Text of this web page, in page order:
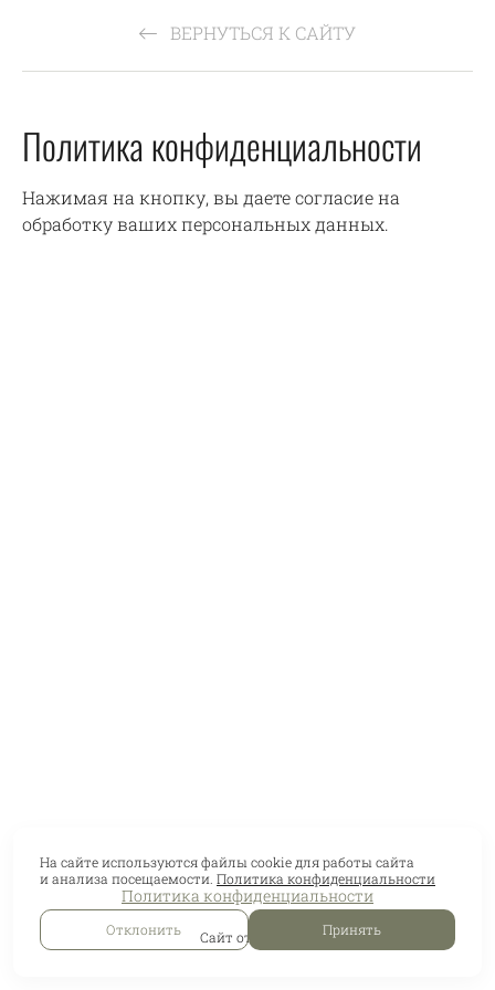
ВЕРНУТЬСЯ К САЙТУ
Политика конфиденциальности
Нажимая на кнопку, вы даете согласие на
обработку ваших персональных данных.
Политика конфиденциальности
Сайт от
На сайте используются файлы cookie для работы сайта
и анализа посещаемости. Политика конфиденциальности
Отклонить Принять